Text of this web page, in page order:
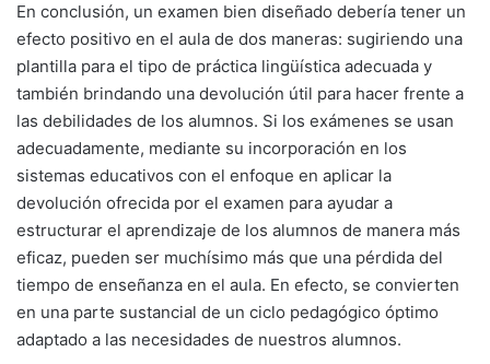
En conclusión, un examen bien diseñado debería tener un
efecto positivo en el aula de dos maneras: sugiriendo una
plantilla para el tipo de práctica lingüística adecuada y
también brindando una devolución útil para hacer frente a
las debilidades de los alumnos. Si los exámenes se usan
adecuadamente, mediante su incorporación en los
sistemas educativos con el enfoque en aplicar la
devolución ofrecida por el examen para ayudar a
estructurar el aprendizaje de los alumnos de manera más
eficaz, pueden ser muchísimo más que una pérdida del
tiempo de enseñanza en el aula. En efecto, se convierten
en una parte sustancial de un ciclo pedagógico óptimo
adaptado a las necesidades de nuestros alumnos.